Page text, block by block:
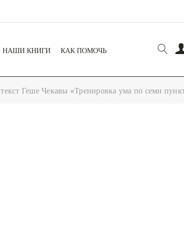
НАШИ КНИГИ КАК ПОМОЧЬ
Геше Чекавы «Тренировка ума по семи